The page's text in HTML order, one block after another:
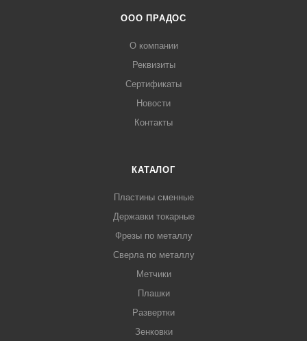
ООО ПРАДОС
О компании
Реквизиты
Сертификаты
Новости
Контакты
КАТАЛОГ
Пластины сменные
Державки токарные
Фрезы по металлу
Сверла по металлу
Метчики
Плашки
Развертки
Зенковки